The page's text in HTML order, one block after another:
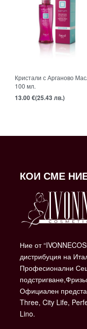
Кристали с Арганово
100 мл.
13.00€(25.43 лв.)
КОИ СМЕ
Ние от
дистрибуция на
Професионални
Официален
Three, City Life,
Lino.